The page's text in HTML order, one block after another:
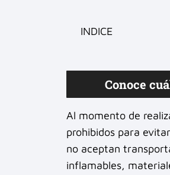
INDICE
Conoce
Al momento de
prohibidos para
no aceptan
inflamables,